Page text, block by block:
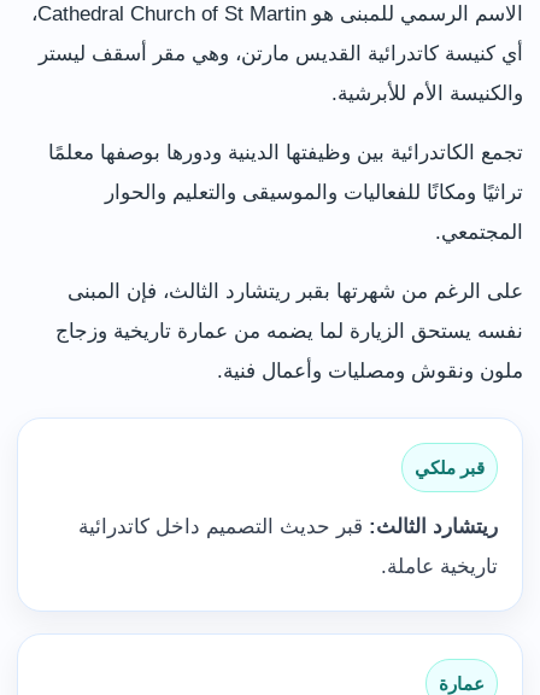
الاسم الرسمي للمبنى هو Cathedral Church of St Martin،
أي كنيسة كاتدرائية القديس مارتن، وهي مقر أسقف ليستر
والكنيسة الأم للأبرشية.
تجمع الكاتدرائية بين وظيفتها الدينية ودورها بوصفها معلمًا
تراثيًا ومكانًا للفعاليات والموسيقى والتعليم والحوار
المجتمعي.
على الرغم من شهرتها بقبر ريتشارد الثالث، فإن المبنى
نفسه يستحق الزيارة لما يضمه من عمارة تاريخية وزجاج
ملون ونقوش ومصليات وأعمال فنية.
قبر ملكي
ريتشارد الثالث: قبر حديث التصميم داخل كاتدرائية
تاريخية عاملة.
عمارة